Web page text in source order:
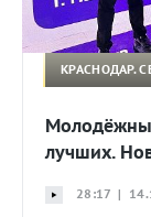
КРАСНОДАР.
лучших.
28:17 |